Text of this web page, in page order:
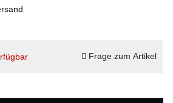
Frage zum Artikel